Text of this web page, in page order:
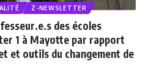
Z-NEWSLETTER
des écoles
1 à Mayotte par rapport
et outils du changement de